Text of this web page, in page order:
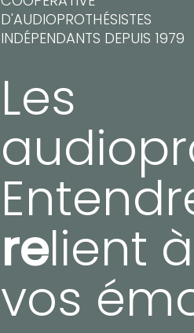
D'AUDIOPROTHÉSISTES
INDÉPENDANTS DEPUIS 1979
Les
relient
vos